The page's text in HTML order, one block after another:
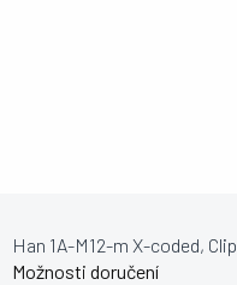
Možnosti doručení
Han 1A-M12-m X-coded, Clip